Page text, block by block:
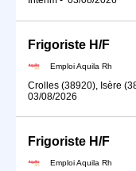
Frigoriste H/F
Emploi Aquila Rh
Crolles (38920), Isère
03/08/2026
Frigoriste H/F
Emploi Aquila Rh